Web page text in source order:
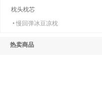
枕头枕芯
• 慢回弹冰豆凉枕
热卖商品